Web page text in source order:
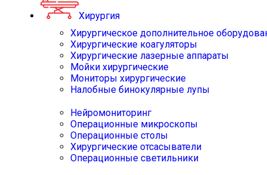
Хирургия
Хирургическое дополнительное
Хирургические коагуляторы
Хирургические лазерные аппараты
Мойки хирургические
Мониторы хирургические
Налобные бинокулярные лупы
Нейромониторинг
Операционные микроскопы
Операционные столы
Хирургические отсасыватели
Операционные светильники